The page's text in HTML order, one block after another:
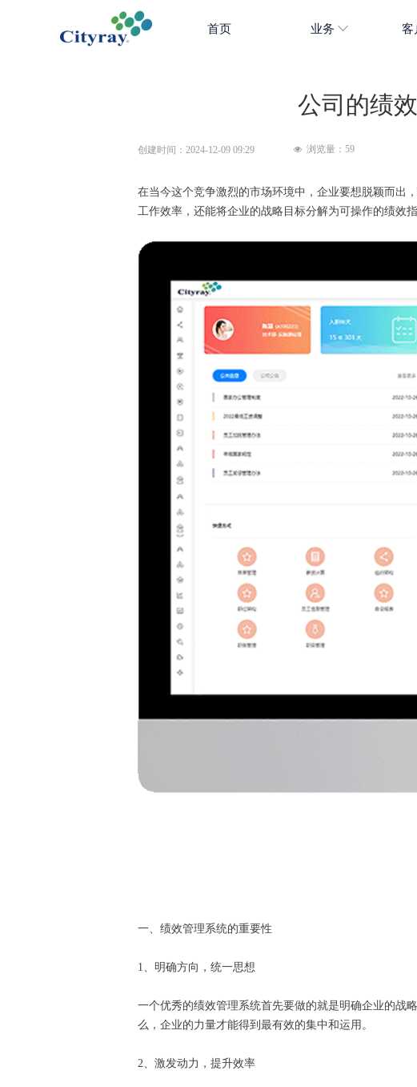
首页 业务 客
公司的绩
在当今这个竞争激烈的市场环境中，企业要想脱颖而出
工作效率，还能将企业的战略目标分解为可操作的绩效
一、绩效管理系统的重要性
1、明确方向，统一思想
一个优秀的绩效管理系统首先要做的就是明确企业的战
么，企业的力量才能得到最有效的集中和运用。
2、激发动力，提升效率
创建时间： 2024-12-09 09:29 넶 浏览量： 59